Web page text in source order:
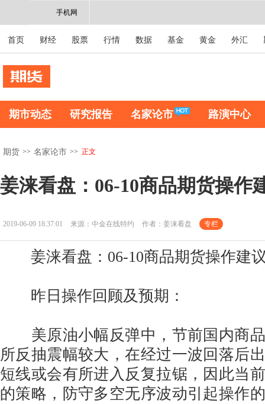
手机网
首页 财经 股票 行情 数据 基金 黄金 外汇
期市动态 研究报告 名家论市 路演中心
期货 >> 名家论市 >> 正文
姜涞看盘：06-10商品期货操作
2019-06-09 18:37:01 来源：中金在线特约 作者：姜涞看盘 专栏
姜涞看盘：06-10商品期货操作建
昨日操作回顾及预期：
美原油小幅反弹中，节前国内商品
所反抽震幅较大，在经过一波回落后
短线或会有所进入反复拉锯，因此当
的策略，防守多空无序波动引起操作